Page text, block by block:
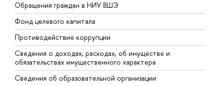
Обращения граждан в НИУ ВШЭ
Фонд целевого капитала
Противодействие коррупции
Сведения о доходах, расходах, об имуществе и
обязательствах имущественного характера
Сведения об образовательной организации